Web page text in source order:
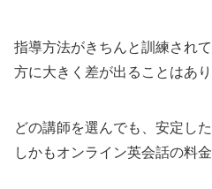
指導方法がきちんと訓練され
方に大きく差が出ることはあり
どの講師を選んでも、安定し
しかもオンライン英会話の料金